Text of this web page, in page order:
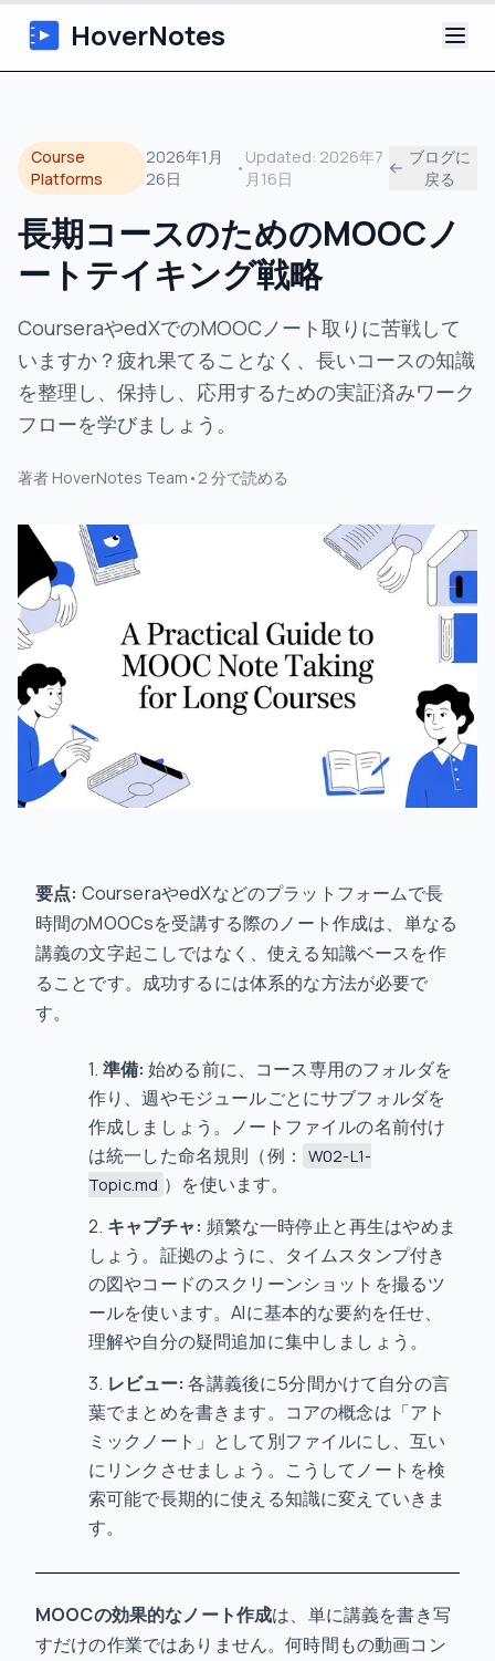
HoverNotes
Extension
AI動画ノート
チュートリアル
について
ブログ
Course
Platforms
2026年1月
26日
•
Updated: 2026年7
月16日
ブログに
戻る
長期コースのためのMOOCノ
ートテイキング戦略
CourseraやedXでのMOOCノート取りに苦戦して
いますか？疲れ果てることなく、長いコースの知識
を整理し、保持し、応用するための実証済みワーク
フローを学びましょう。
著者 HoverNotes Team • 2 分で読める
要点: CourseraやedXなどのプラットフォームで長
時間のMOOCsを受講する際のノート作成は、単なる
講義の文字起こしではなく、使える知識ベースを作
ることです。成功するには体系的な方法が必要で
す。
準備: 始める前に、コース専用のフォルダを
作り、週やモジュールごとにサブフォルダを
作成しましょう。ノートファイルの名前付け
は統一した命名規則（例：
W02-L1-
Topic.md ）を使います。
キャプチャ: 頻繁な一時停止と再生はやめま
しょう。証拠のように、タイムスタンプ付き
の図やコードのスクリーンショットを撮るツ
ールを使います。AIに基本的な要約を任せ、
理解や自分の疑問追加に集中しましょう。
レビュー: 各講義後に5分間かけて自分の言
葉でまとめを書きます。コアの概念は「アト
ミックノート」として別ファイルにし、互い
にリンクさせましょう。こうしてノートを検
索可能で長期的に使える知識に変えていきま
す。
MOOCの効果的なノート作成は、単に講義を書き写
すだけの作業ではありません。何時間もの動画コン